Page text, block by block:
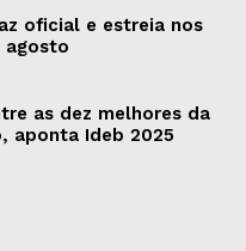
oficial e estreia nos
agosto
as dez melhores da
aponta Ideb 2025